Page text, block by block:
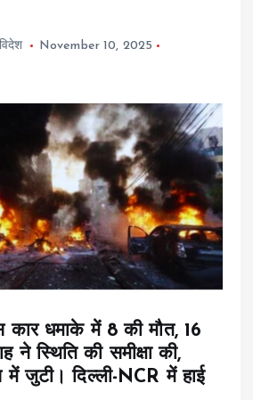
November 10, 2025
धमाके में 8 की मौत, 16
ने स्थिति की समीक्षा की,
जुटी। दिल्ली-NCR में हाई